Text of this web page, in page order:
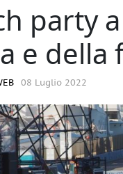
party
e della
08 Luglio 2022